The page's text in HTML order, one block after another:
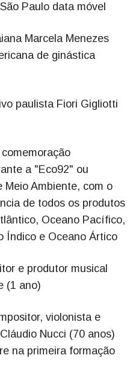
Paulo data móvel
Marcela Menezes
de ginástica
paulista Fiori Gigliotti
a "Eco92" ou
Meio Ambiente, com o
de todos os produtos
Oceano Pacífico,
Índico e Oceano Ártico
e produtor musical
(1 ano)
violonista e
Nucci (70 anos)
na primeira formação